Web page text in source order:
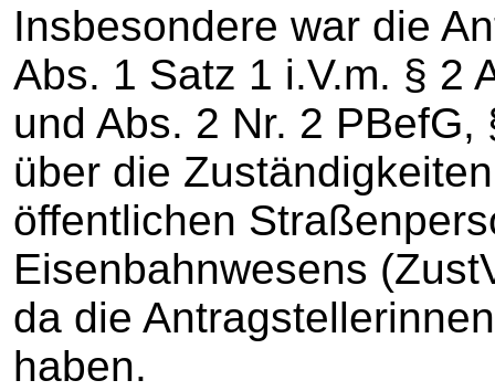
Insbesondere war die
Abs. 1 Satz 1 i.V.m. § 2
und Abs. 2 Nr. 2
über die
öffentlichen
Eisenbahnwesens
da die
haben.